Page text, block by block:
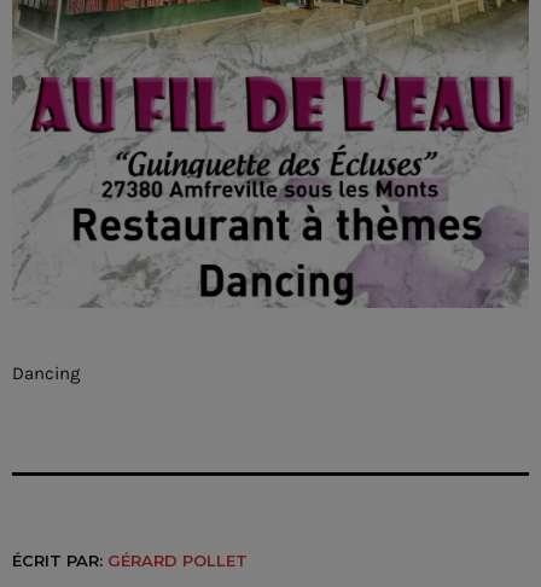
Dancing
ÉCRIT PAR: GÉRARD POLLET